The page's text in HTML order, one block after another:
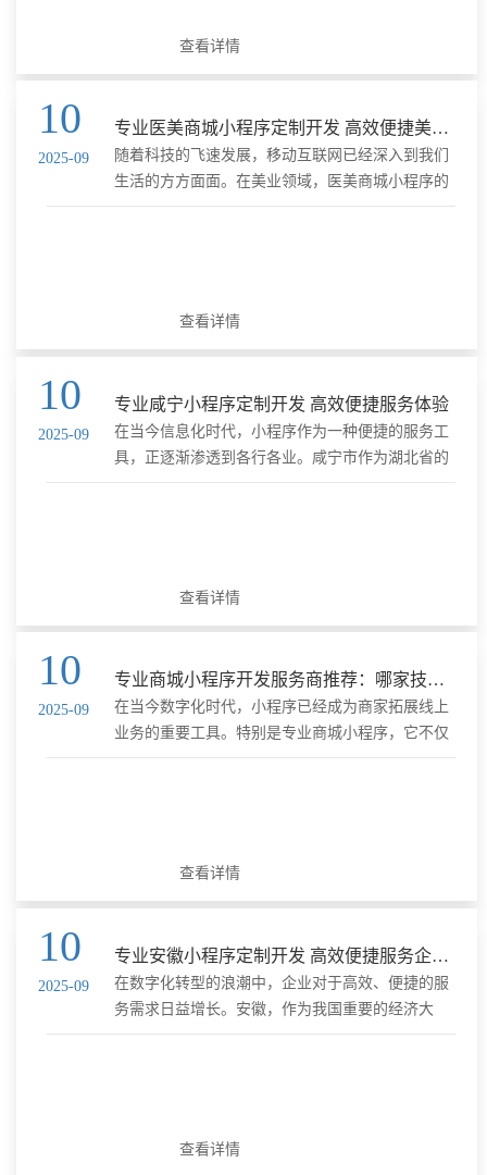
查看详情
10
2025-09
专业医美商城小程序定制开发 高效便捷美业解决方案
随着科技的飞速发展，移动互联网已经深入到我们
生活的方方面面。在美业领域，医美商城小程序的
定制开发，为行业带来了全新的变革，实现了高效
查看详情
10
2025-09
专业咸宁小程序定制开发 高效便捷服务体验
在当今信息化时代，小程序作为一种便捷的服务工
具，正逐渐渗透到各行各业。咸宁市作为湖北省的
一个重要城市，紧跟时代步伐，推出了“咸宁市扫码
查看详情
10
2025-09
专业商城小程序开发服务商推荐：哪家技术强服务优？
在当今数字化时代，小程序已经成为商家拓展线上
业务的重要工具。特别是专业商城小程序，它不仅
能够帮助商家实现商品展示、在线交易等功能，还
查看详情
10
2025-09
专业安徽小程序定制开发 高效便捷服务企业转型
在数字化转型的浪潮中，企业对于高效、便捷的服
务需求日益增长。安徽，作为我国重要的经济大
省，正积极推动企业数字化转型，而小程序定制开
查看详情